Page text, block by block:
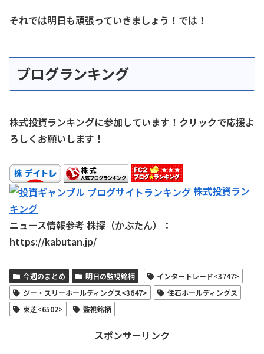
それでは明日も頑張っていきましょう！では！
ブログランキング
株式投資ランキングに参加しています！クリックで応援よ
ろしくお願いします！
株式投資ラン
キング
ニュース情報参考 株探（かぶたん）：
https://kabutan.jp/
今週のまとめ 明日の監視銘柄
インタートレード<3747>
ジー・スリーホールディングス<3647>
住石ホールディングス
東芝<6502>
監視銘柄
スポンサーリンク